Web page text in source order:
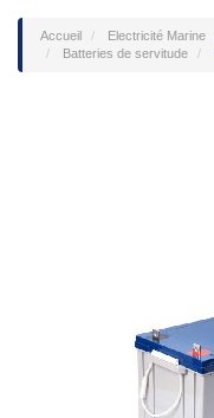
Accueil Electricité Marine
Batteries de servitude